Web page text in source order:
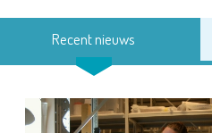
Recent nieuws